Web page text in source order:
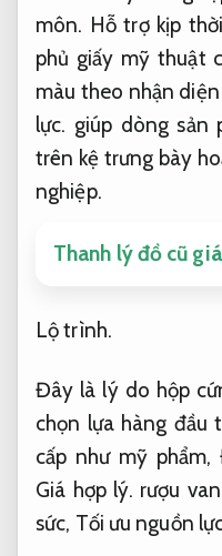
môn. Hỗ trợ kịp
phủ giấy mỹ thuật
màu theo nhận
lực. giúp dòng sản
trên kệ trưng bày
nghiệp.
Thanh lý đồ cũ
Lộ trình.
Đây là lý do hộp
chọn lựa hàng đầu
cấp như mỹ phẩm,
Giá hợp lý. rượu
sức, Tối ưu nguồn